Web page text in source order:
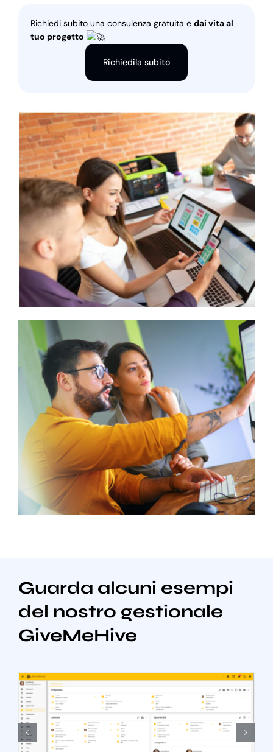
Richiedi subito una consulenza gratuita e dai vita al
tuo progetto
Richiedila subito
Guarda alcuni esempi
del nostro gestionale
GiveMeHive